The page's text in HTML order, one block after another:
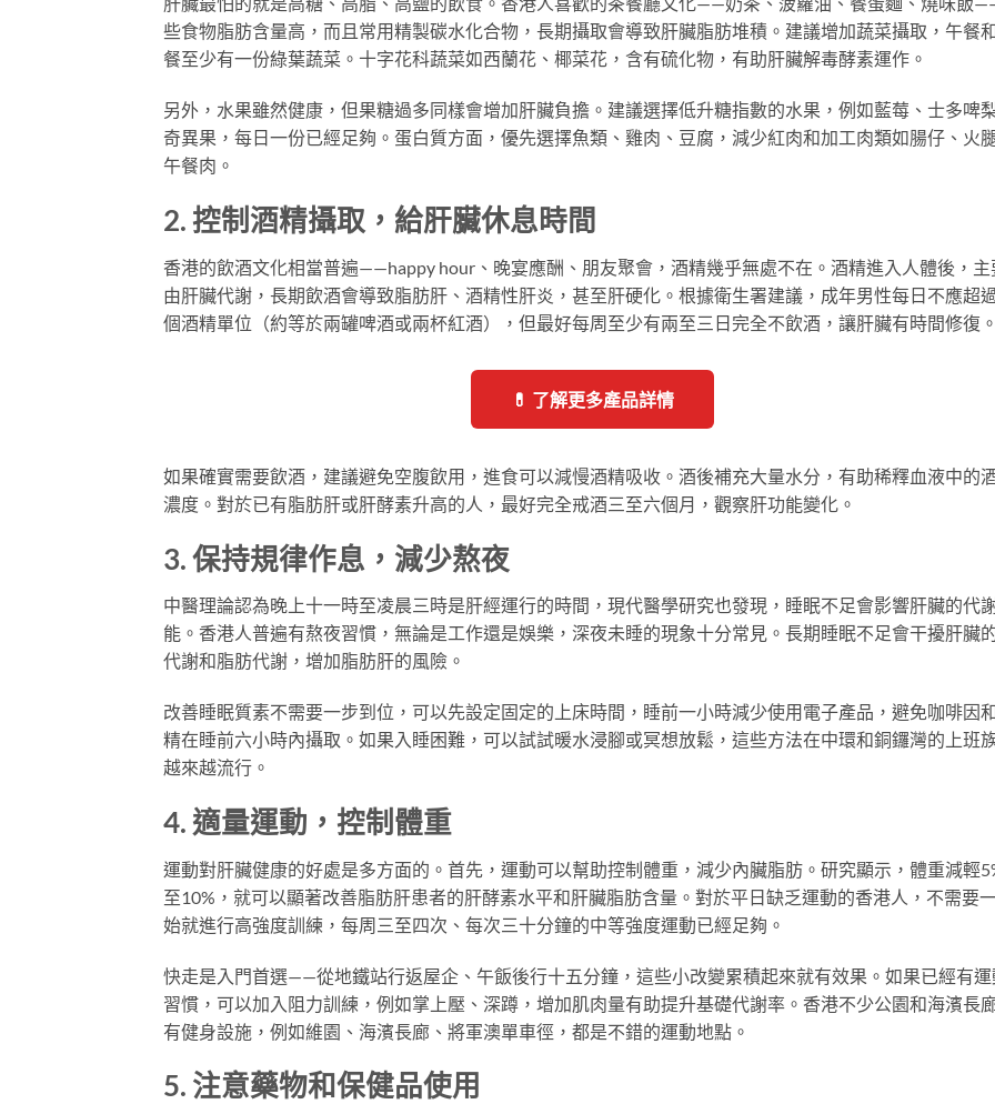
些食物脂肪含量高，而且常用精製碳水化合物，長期攝取會導致肝臟脂肪堆積。建議增加蔬菜攝取，午餐
餐至少有一份綠葉蔬菜。十字花科蔬菜如西蘭花、椰菜花，含有硫化物，有助肝臟解毒酵素運作。
另外，水果雖然健康，但果糖過多同樣會增加肝臟負擔。建議選擇低升糖指數的水果，例如藍莓、士多啤
奇異果，每日一份已經足夠。蛋白質方面，優先選擇魚類、雞肉、豆腐，減少紅肉和加工肉類如腸仔、火
午餐肉。
2. 控制酒精攝取，給肝臟休息時間
香港的飲酒文化相當普遍——happy hour、晚宴應酬、朋友聚會，酒精幾乎無處不在。酒精進入人體後，主
由肝臟代謝，長期飲酒會導致脂肪肝、酒精性肝炎，甚至肝硬化。根據衛生署建議，成年男性每日不應超
個酒精單位（約等於兩罐啤酒或兩杯紅酒），但最好每周至少有兩至三日完全不飲酒，讓肝臟有時間修復。
💊 了解更多產品詳情
如果確實需要飲酒，建議避免空腹飲用，進食可以減慢酒精吸收。酒後補充大量水分，有助稀釋血液中的
濃度。對於已有脂肪肝或肝酵素升高的人，最好完全戒酒三至六個月，觀察肝功能變化。
3. 保持規律作息，減少熬夜
中醫理論認為晚上十一時至凌晨三時是肝經運行的時間，現代醫學研究也發現，睡眠不足會影響肝臟的代
能。香港人普遍有熬夜習慣，無論是工作還是娛樂，深夜未睡的現象十分常見。長期睡眠不足會干擾肝臟
代謝和脂肪代謝，增加脂肪肝的風險。
改善睡眠質素不需要一步到位，可以先設定固定的上床時間，睡前一小時減少使用電子產品，避免咖啡因
精在睡前六小時內攝取。如果入睡困難，可以試試暖水浸腳或冥想放鬆，這些方法在中環和銅鑼灣的上班
越來越流行。
4. 適量運動，控制體重
運動對肝臟健康的好處是多方面的。首先，運動可以幫助控制體重，減少內臟脂肪。研究顯示，體重減輕
至10%，就可以顯著改善脂肪肝患者的肝酵素水平和肝臟脂肪含量。對於平日缺乏運動的香港人，不需要
始就進行高強度訓練，每周三至四次、每次三十分鐘的中等強度運動已經足夠。
快走是入門首選——從地鐵站行返屋企、午飯後行十五分鐘，這些小改變累積起來就有效果。如果已經有運
習慣，可以加入阻力訓練，例如掌上壓、深蹲，增加肌肉量有助提升基礎代謝率。香港不少公園和海濱長
有健身設施，例如維園、海濱長廊、將軍澳單車徑，都是不錯的運動地點。
5. 注意藥物和保健品使用